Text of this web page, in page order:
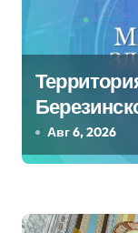
я
п
о
з
а
Авг 6, 2026